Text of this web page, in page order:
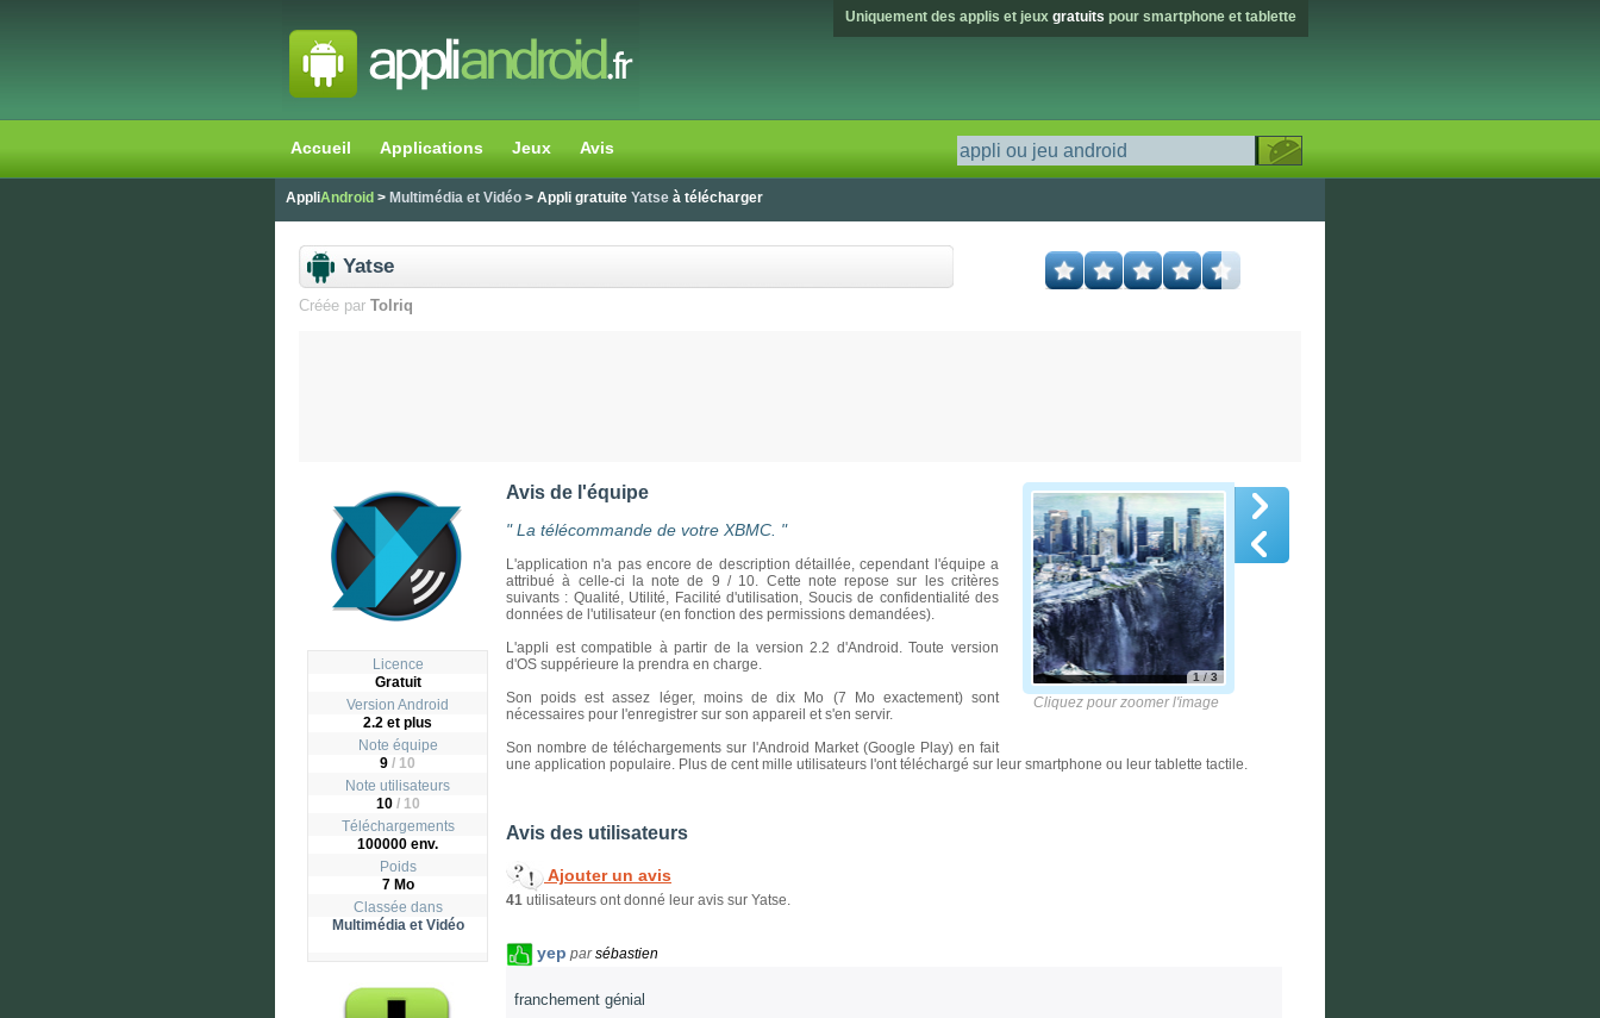
Uniquement des applis et jeux gratuits pour smartphone et tablette
Accueil Applications Jeux Avis
AppliAndroid > Multimédia et Vidéo > Appli gratuite Yatse à télécharger
Yatse
Créée par Tolriq
Licence
Gratuit
Version Android
2.2 et plus
Note équipe
9 / 10
Note utilisateurs
10 / 10
Téléchargements
100000 env.
Poids
7 Mo
Classée dans
Multimédia et Vidéo
1/3
Cliquez pour zoomer l'image
Avis de l'équipe
"La télécommande de votre XBMC. "
L'application n'a pas encore de description détaillée, cependant l'équipe a
attribué à celle-ci la note de 9 / 10. Cette note repose sur les critères
suivants : Qualité, Utilité, Facilité d'utilisation, Soucis de confidentialité des
données de l'utilisateur (en fonction des permissions demandées).
L'appli est compatible à partir de la version 2.2 d'Android. Toute version
d'OS suppérieure la prendra en charge.
Son poids est assez léger, moins de dix Mo (7 Mo exactement) sont
nécessaires pour l'enregistrer sur son appareil et s'en servir.
Son nombre de téléchargements sur l'Android Market (Google Play) en fait
une application populaire. Plus de cent mille utilisateurs l'ont téléchargé sur leur smartphone ou leur tablette tactile.
Avis des utilisateurs
Ajouter un avis
41 utilisateurs ont donné leur avis sur Yatse.
yep parsébastien
franchement génial